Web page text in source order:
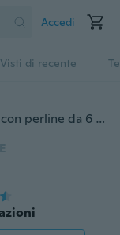
Accedi
Visti di recente
Gioielli con collana a catena del rosario con perline da 6 mm, placcati in oro 18 carati